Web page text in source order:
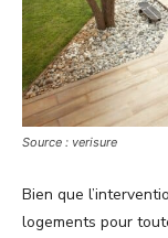
Source : verisure
Bien que
logements pour